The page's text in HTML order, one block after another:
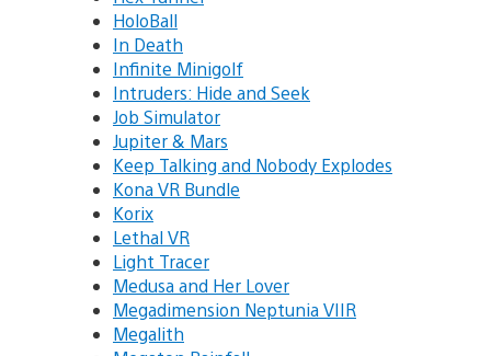
HoloBall
In Death
Infinite Minigolf
Intruders: Hide and Seek
Job Simulator
Jupiter & Mars
Keep Talking and Nobody Explodes
Kona VR Bundle
Korix
Lethal VR
Light Tracer
Medusa and Her Lover
Megadimension Neptunia VIIR
Megalith